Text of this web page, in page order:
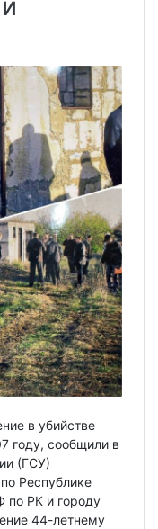
в убийстве
году, сообщили в
(ГСУ)
Республике
РК и городу
44-летнему